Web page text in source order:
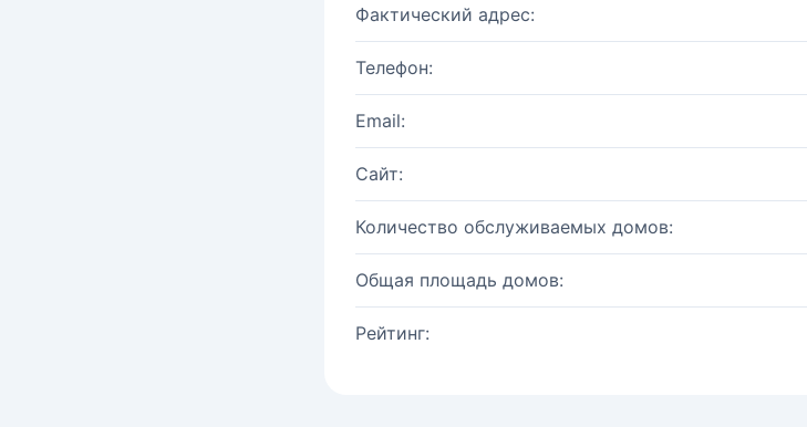
Фактический адрес:
Телефон:
Email:
Сайт:
Количество обслуживаемых домов:
Общая площадь домов:
Рейтинг: